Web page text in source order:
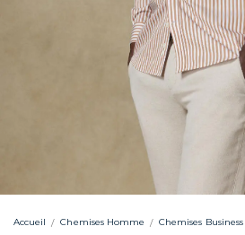
Accueil Chemises Homme Chemises Business